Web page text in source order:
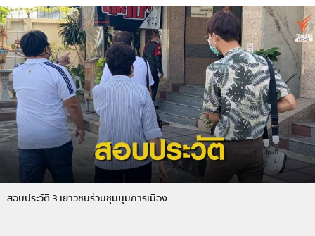
สอบประวัติ 3 เยาวชนร่วมชุมนุมการเมือง